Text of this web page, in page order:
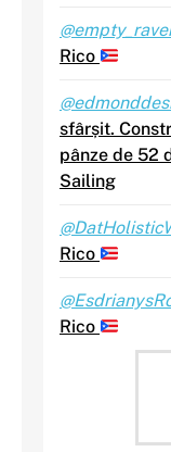
Rico
sfârșit.
pânze de 52
Sailing
Rico
Rico